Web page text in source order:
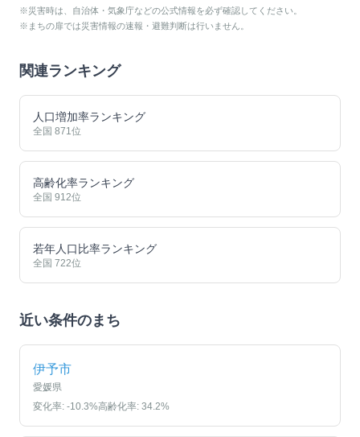
※災害時は、自治体・気象庁などの公式情報を必ず確認してください。
※まちの扉では災害情報の速報・避難判断は行いません。
関連ランキング
人口増加率ランキング
全国 871位
高齢化率ランキング
全国 912位
若年人口比率ランキング
全国 722位
近い条件のまち
伊予市
愛媛県
変化率: -10.3%高齢化率: 34.2%